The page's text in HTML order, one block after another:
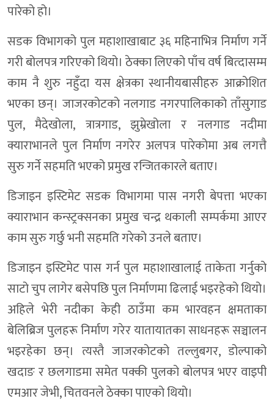
पारेको हो।
सडक विभागको पुल महाशाखाबाट ३६ महिनाभित्र निर्माण गर्ने
गरी बोलपत्र गरिएको थियो। ठेक्का लिएको पाँच वर्ष बित्दासम्म
काम नै शुरु नहुँदा यस क्षेत्रका स्थानीयबासीहरु आक्रोशित
भएका छन्। जाजरकोटको नलगाड नगरपालिकाको ताँसुगाड
पुल, मैदेखोला, त्रात्रगाड, झुम्रेखोला र नलगाड नदीमा
क्याराभानले पुल निर्माण नगरेर अलपत्र पारेकोमा अब लगत्तै
सुरु गर्ने सहमति भएको प्रमुख रन्जितकारले बताए।
डिजाइन इस्टिमेट सडक विभागमा पास नगरी बेपत्ता भएका
क्याराभान कन्स्ट्रक्सनका प्रमुख चन्द्र थकाली सम्पर्कमा आएर
काम सुरु गर्छु भनी सहमति गरेको उनले बताए।
डिजाइन इस्टिमेट पास गर्न पुल महाशाखालाई ताकेता गर्नुको
साटो चुप लागेर बसेपछि पुल निर्माणमा ढिलाई भइरहेको थियो।
अहिले भेरी नदीका केही ठाउँमा कम भारवहन क्षमताका
बेलिब्रिज पुलहरू निर्माण गरेर यातायातका साधनहरू सञ्चालन
भइरहेका छन्। त्यस्तै जाजरकोटको तल्लुबगर, डोल्पाको
खदाङ र छलगाडमा समेत पक्की पुलको बोलपत्र भएर वाइपी
एमआर जेभी, चितवनले ठेक्का पाएको थियो।